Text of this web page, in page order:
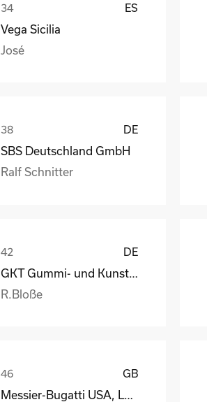
ES
Vega Sicilia
José
DE
SBS Deutschland GmbH
Ralf Schnitter
DE
GKT Gummi- und Kunststofftechnik Fürstenwalde Gmb
R.Bloße
GB